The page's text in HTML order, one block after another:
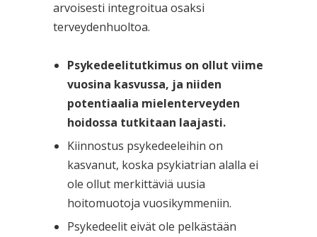
arvoisesti integroitua osaksi
terveydenhuoltoa.
Psykedeelitutkimus on ollut viime
vuosina kasvussa, ja niiden
potentiaalia mielenterveyden
hoidossa tutkitaan laajasti.
Kiinnostus psykedeeleihin on
kasvanut, koska psykiatrian alalla ei
ole ollut merkittäviä uusia
hoitomuotoja vuosikymmeniin.
Psykedeelit eivät ole pelkästään